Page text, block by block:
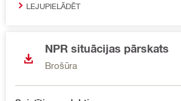
LEJUPIELĀDĒT
NPR situācijas pārskats
Brošūra